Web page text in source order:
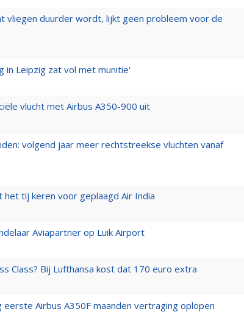
vliegen duurder wordt, lijkt geen probleem voor de
in Leipzig zat vol met munitie'
vlucht met Airbus A350-900 uit
volgend jaar meer rechtstreekse vluchten vanaf
het tij keren voor geplaagd Air India
Aviapartner op Luik Airport
Class? Bij Lufthansa kost dat 170 euro extra
eerste Airbus A350F maanden vertraging oplopen